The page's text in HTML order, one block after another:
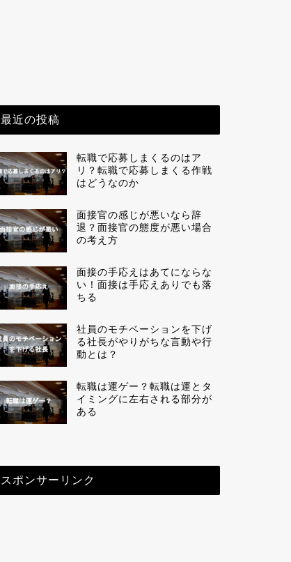
最近の投稿
転職で応募しまくるのはア
リ？転職で応募しまくる作戦
はどうなのか
面接官の感じが悪いなら辞
退？面接官の態度が悪い場合
の考え方
面接の手応えはあてにならな
い！面接は手応えありでも落
ちる
社員のモチベーションを下げ
る社長がやりがちな言動や行
動とは？
転職は運ゲー？転職は運とタ
イミングに左右される部分が
ある
スポンサーリンク